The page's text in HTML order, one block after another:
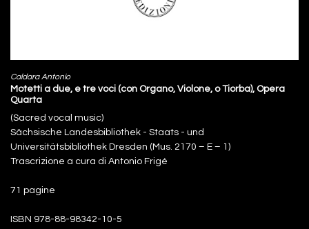
Caldara Antonio
Motetti a due, e tre voci (con Organo, Violone, o Tiorba), Opera
Quarta
(Sacred vocal music)
Sächsische Landesbibliothek - Staats - und
Universitätsbibliothek Dresden (Mus. 2170 – E – 1)
Trascrizione a cura di Antonio Frigé
71 pagine
ISBN 978-88-98342-10-5